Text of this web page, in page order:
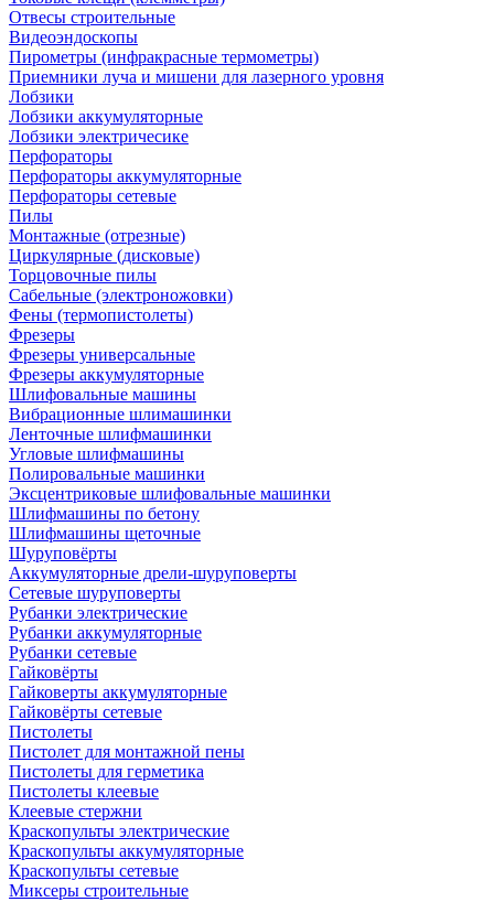
Отвесы строительные
Видеоэндоскопы
Пирометры (инфракрасные термометры)
Приемники луча и мишени для лазерного уровня
Лобзики
Лобзики аккумуляторные
Лобзики электричесике
Перфораторы
Перфораторы аккумуляторные
Перфораторы сетевые
Пилы
Монтажные (отрезные)
Циркулярные (дисковые)
Торцовочные пилы
Сабельные (электроножовки)
Фены (термопистолеты)
Фрезеры
Фрезеры универсальные
Фрезеры аккумуляторные
Шлифовальные машины
Вибрационные шлимашинки
Ленточные шлифмашинки
Угловые шлифмашины
Полировальные машинки
Эксцентриковые шлифовальные машинки
Шлифмашины по бетону
Шлифмашины щеточные
Шуруповёрты
Аккумуляторные дрели-шуруповерты
Сетевые шуруповерты
Рубанки электрические
Рубанки аккумуляторные
Рубанки сетевые
Гайковёрты
Гайковерты аккумуляторные
Гайковёрты сетевые
Пистолеты
Пистолет для монтажной пены
Пистолеты для герметика
Пистолеты клеевые
Клеевые стержни
Краскопульты электрические
Краскопульты аккумуляторные
Краскопульты сетевые
Миксеры строительные